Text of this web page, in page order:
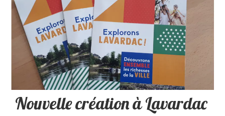
Nouvelle création à Lavardac